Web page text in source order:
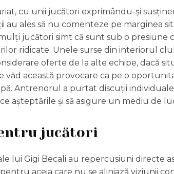
cu unii jucători exprimându-și
ales să nu comenteze pe marginea
jucători simt că sunt sub o presiune
ridicate. Unele surse din interiorul
oferte de la alte echipe, dacă
văd această provocare ca pe o
Antrenorul a purtat discuții
așteptările și să asigure un mediu de
jucători
lui Gigi Becali au repercusiuni directe
aceia care nu se aliniază viziunii